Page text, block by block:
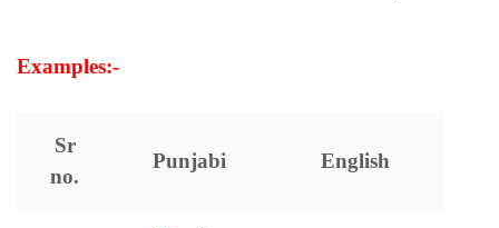
Examples:-
Sr
no.
Punjabi English